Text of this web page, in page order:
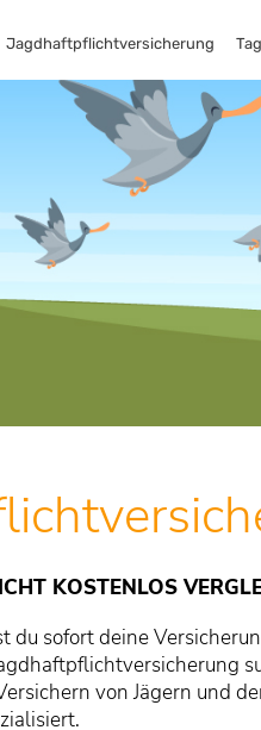
KOSTENLOS
du sofort deine
von Jägern und
Jagdhaftpflichtversicherung